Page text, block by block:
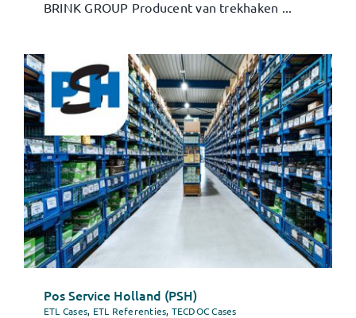
Zoeken
naar:
BRINK GROUP Producent van trekhaken ...
Pos Service Holland (PSH)
ETL Cases, ETL Referenties, TECDOC Cases